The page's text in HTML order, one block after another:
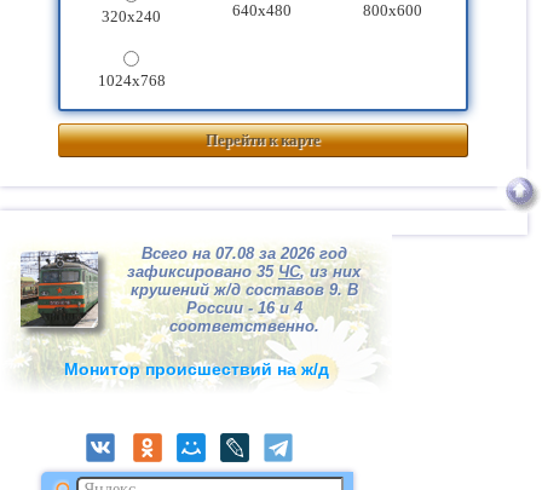
320x240 640x480 800x600
1024x768
Перейти к карте
Всего на 07.08 за 2026 год
зафиксировано 35ЧС, из них
крушений ж/д составов 9. В
России - 16 и 4
соответственно.
Монитор происшествий на ж/д